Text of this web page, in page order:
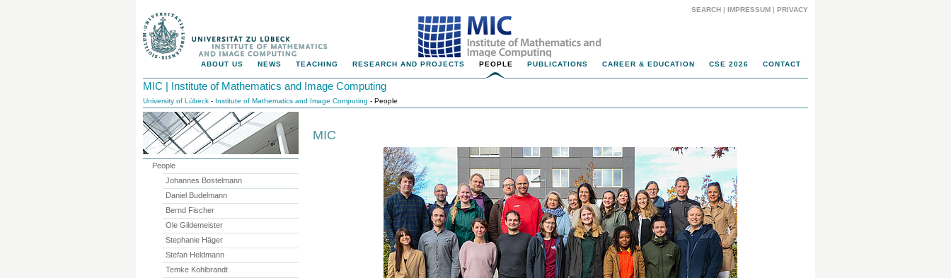
SEARCH | IMPRESSUM | PRIVACY
ABOUT US NEWS TEACHING RESEARCH AND PROJECTS PEOPLE PUBLICATIONS CAREER & EDUCATION CSE 2026 CONTACT
MIC | Institute of Mathematics and Image Computing
University of Lübeck - Institute of Mathematics and Image Computing - People
MIC
People
Johannes Bostelmann
Daniel Budelmann
Bernd Fischer
Ole Gildemeister
Stephanie Häger
Stefan Heldmann
Temke Kohlbrandt